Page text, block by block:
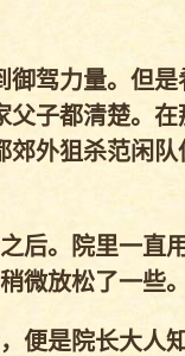
驾力量。但是
子都清楚。在
外狙杀范闲
。院里一直
微放松了一些
便是院长大人